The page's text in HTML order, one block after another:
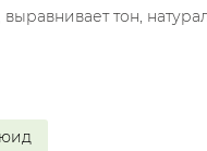
тон,